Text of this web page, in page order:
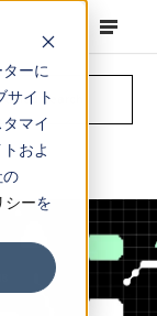
ーに
サイト
マイ
およ
の
シーを
Search